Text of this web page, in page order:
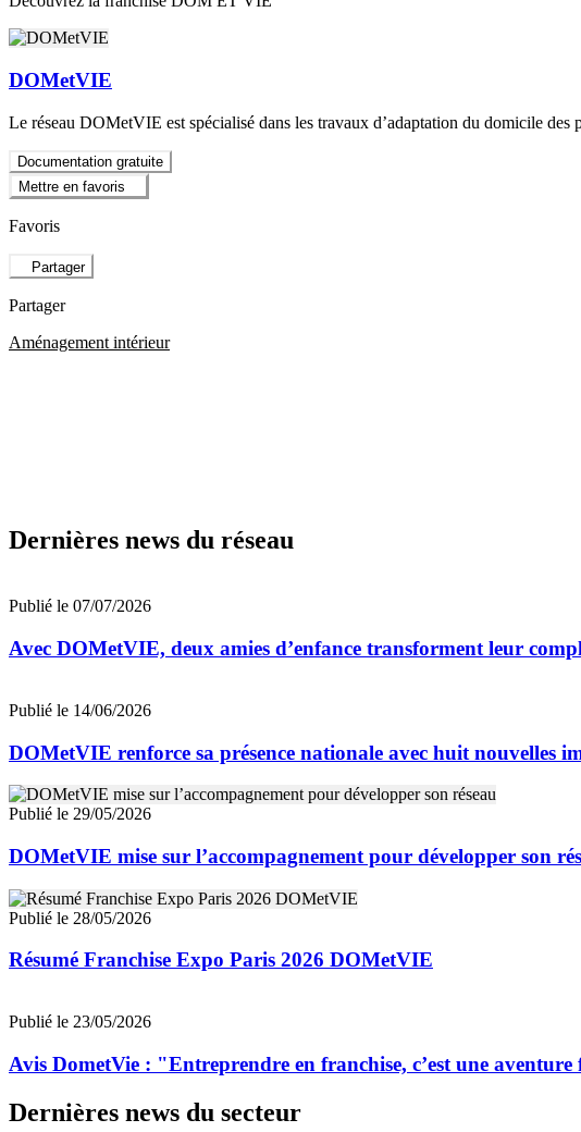
DOMetVIE
Le réseau DOMetVIE est spécialisé dans les travaux d’adaptation du domicile des
Documentation gratuite
Mettre en favoris
Favoris
Partager
Partager
Aménagement intérieur
Dernières news du réseau
Publié le 07/07/2026
Avec DOMetVIE, deux amies d’enfance transforment leur
Publié le 14/06/2026
DOMetVIE renforce sa présence nationale avec huit nouvelles
Publié le 29/05/2026
DOMetVIE mise sur l’accompagnement pour développer son
Publié le 28/05/2026
Résumé Franchise Expo Paris 2026 DOMetVIE
Publié le 23/05/2026
Avis DometVie : "Entreprendre en franchise, c’est une
Dernières news du secteur